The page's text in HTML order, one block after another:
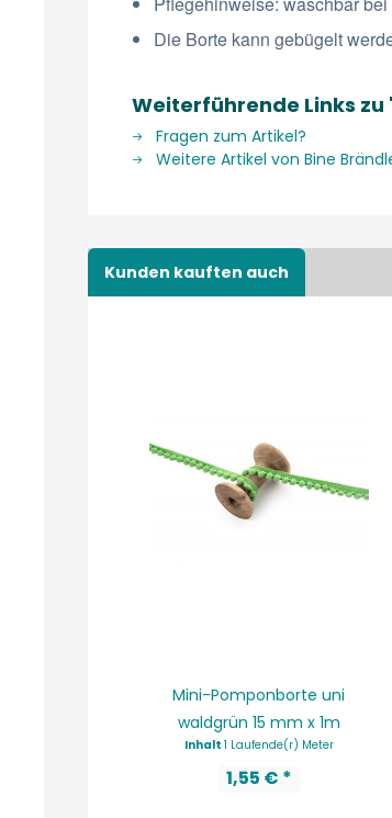
Die Borte kann gebügelt
Weiterführende Links
Fragen zum Artikel?
Weitere Artikel von Bine
Kunden kauften auch
Mini-Pomponborte uni
waldgrün 15 mm x 1m
Inhalt 1 Laufende(r) Meter
1,55 € *